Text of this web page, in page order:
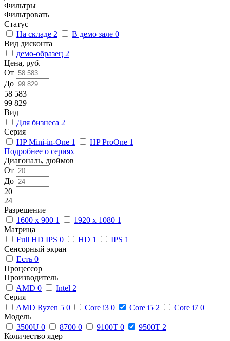
Фильтры
Фильтровать
Статус
На складе 2 В демо зале 0
Вид дисконта
демо-образец 2
Цена, руб.
От
До
58 583
99 829
Вид
Для бизнеса 2
Серия
HP Mini-in-One 1 HP ProOne 1
Подробнее о сериях
Диагональ, дюймов
От
До
20
24
Разрешение
1600 x 900 1 1920 x 1080 1
Матрица
Full HD IPS 0 HD 1 IPS 1
Сенсорный экран
Есть 0
Процессор
Производитель
AMD 0 Intel 2
Серия
AMD Ryzen 5 0 Core i3 0 Core i5 2 Core i7 0
Модель
3500U 0 8700 0 9100T 0 9500T 2
Количество ядер